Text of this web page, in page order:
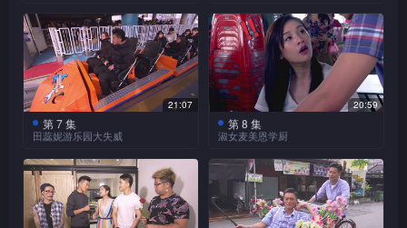
隔四十多年后再浸温泉，献出
「萤幕初浸」，诺懿还贴心送
上擦背服务。
诺懿设下骗局，假装要家
燕姐、鼎爷兼任主持；实则担
心两位「小朋友」吃不惯刺
身，偷偷炮制「清蒸平目
鱼」，送上惊喜。「厨神」鼎
爷对诺懿的厨艺是否收货？
后，跟诺懿前往神舍诚心许
愿，还笑说于颁奖礼上的初次
交谈。
日式甜品创意十足，Ali却
不顾仪态，上演「食屎」一
幕？二人再往三崎，一尝首屈
一指的吞拿鱼。海边露营写意
悠闲，「暖男」诺懿为Ali烤制
美食，又是否符合她的理想对
象条件？
日本尚未踏入樱花季节，
诺懿却为李佳芯（Ali）寻得
「一千零一棵」樱花树，一圆
好友的赏樱心愿。惊喜一个接
一个，Ali身处花海之中，品尝
诺懿亲手炮制的爱心粥，份外
窝心！
Ali及后换上和服，学习华
受考核，何以竟偷偷「出
猫」？当接触过这个日本传统
艺术后，她却自叹粗鲁又欠细
心……另一边厢，诺懿亦学做
诺懿与田蕊妮「老友鬼
鬼」，这次同游日本东京，豪
言「玩乜都得」！
二人相聚「肌肉酒吧」，
点喝甚么特饮，竟见猛男脱衣
疯狂骚肌？他们及后一同见识
密诊所，阿田笑言要替诺懿检
查身体；而「港普教父」诺懿
来到课室主题房间，当然要大
展功架！
筑地向来以新鲜刺身闻
21:07
第 7 集
田蕊妮游乐园大失威
田蕊妮自信胆识过人，跟
随诺懿到游乐园坐过山车，却
吓到大控诉！她及后转战儿童
机动游戏，又能否招架得住？
20:59
第 8 集
淑女麦美恩学厨
麦美恩予人大癫大肺的形
象，这次她要学做淑女，还享
受被诺懿照顾的感觉！